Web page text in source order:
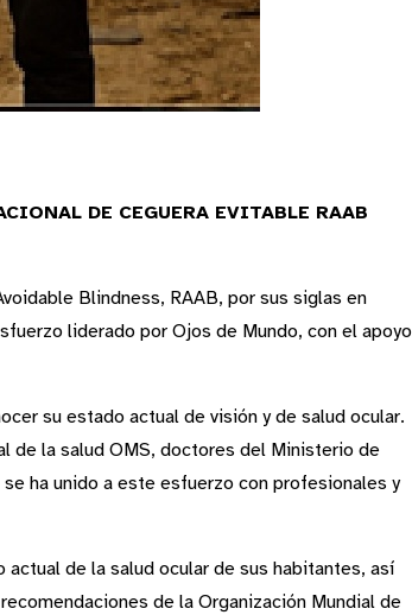
DE CEGUERA EVITABLE RAAB
Blindness, RAAB, por sus siglas en
liderado por Ojos de Mundo, con el apoyo
su estado actual de visión y de salud ocular.
de la salud OMS, doctores del Ministerio de
ha unido a este esfuerzo con profesionales y
de la salud ocular de sus habitantes, así
de la Organización Mundial de